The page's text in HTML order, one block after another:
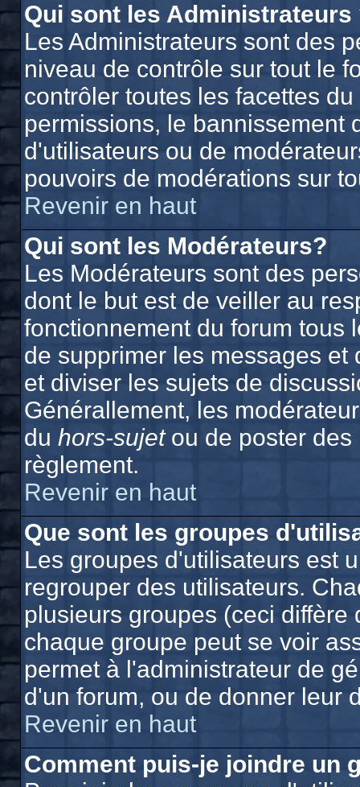
Qui sont les Administrateurs
Les Administrateurs sont des
niveau de contrôle sur tout le
contrôler toutes les facettes
permissions, le bannissement
d'utilisateurs ou de
pouvoirs de modérations sur
Revenir en haut
Qui sont les Modérateurs?
Les Modérateurs sont des
dont le but est de veiller au
fonctionnement du forum tous
de supprimer les messages
et diviser les sujets de
Générallement, les
du hors-sujetou de poster des
règlement.
Revenir en haut
Que sont les groupes
Les groupes d'utilisateurs est
regrouper des utilisateurs.
plusieurs groupes (ceci
chaque groupe peut se voir
permet à l'administrateur de
d'un forum, ou de donner leur
Revenir en haut
Comment puis-je joindre un